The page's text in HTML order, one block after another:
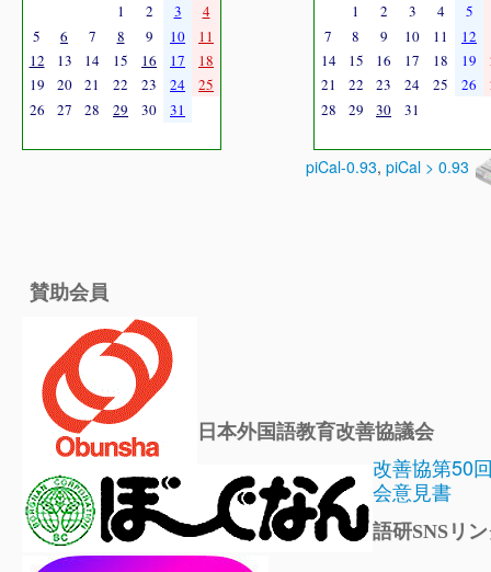
1
2 3
4
5
6 7 8 9 10
11
12
13 14 15 16 17
18
19
20 21 22 23 24
25
26
27 28 29 30 31
1
2 3 4
5
7
8 9 10 11 12
14
15 16 17 18 19
21
22 23 24 25 26
28
29 30 31
piCal-0.93, piCal > 0.93
賛助会員
日本外国語教育改善協議会
改善協第50
会意見書
語研SNSリ